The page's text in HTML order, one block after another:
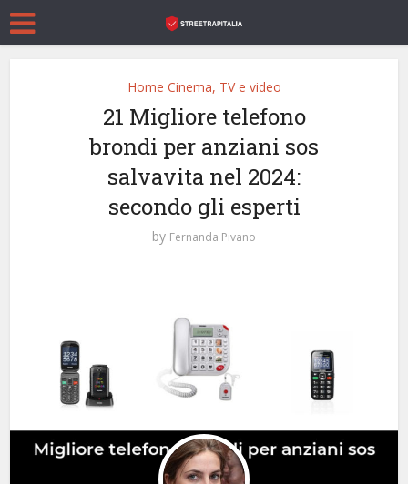
Home Cinema, TV e video
21 Migliore telefono
brondi per anziani sos
salvavita nel 2024:
secondo gli esperti
by Fernanda Pivano